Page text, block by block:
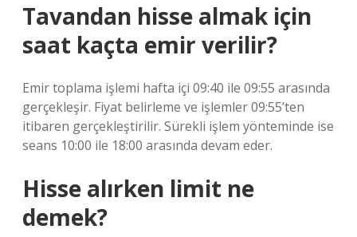
Tavandan hisse almak için
saat kaçta emir verilir?
Emir toplama işlemi hafta içi 09:40 ile 09:55 arasında
gerçekleşir. Fiyat belirleme ve işlemler 09:55’ten
itibaren gerçekleştirilir. Sürekli işlem yönteminde ise
seans 10:00 ile 18:00 arasında devam eder.
Hisse alırken limit ne
demek?